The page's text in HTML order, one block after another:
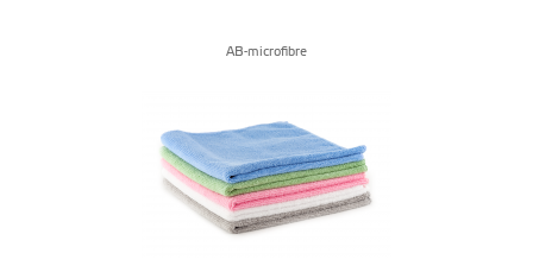
AB-microfibre